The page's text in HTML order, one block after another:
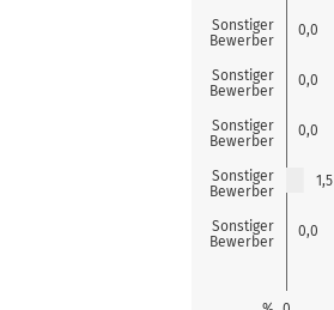
Sonstiger
Bewerber
Sonstiger
Bewerber
Sonstiger
Bewerber
Sonstiger
Bewerber
Sonstiger
Bewerber
0,0
0,0
0,0
1,5
0,0